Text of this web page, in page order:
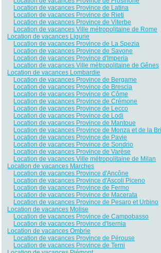
Location de vacances Province de Latina
Location de vacances Province de Rieti
Location de vacances Province de Viterbe
Location de vacances Ville métropolitaine de Rome
Location de vacances Ligurie
Location de vacances Province de La Spezia
Location de vacances Province de Savone
Location de vacances Province d'Imperia
Location de vacances Ville métropolitaine de Gênes
Location de vacances Lombardie
Location de vacances Province de Bergame
Location de vacances Province de Brescia
Location de vacances Province de Côme
Location de vacances Province de Crémone
Location de vacances Province de Lecco
Location de vacances Province de Lodi
Location de vacances Province de Mantoue
Location de vacances Province de Monza et de la
Location de vacances Province de Pavie
Location de vacances Province de Sondrio
Location de vacances Province de Varèse
Location de vacances Ville métropolitaine de Milan
Location de vacances Marches
Location de vacances Province d'Ancône
Location de vacances Province d'Ascoli Piceno
Location de vacances Province de Fermo
Location de vacances Province de Macerata
Location de vacances Province de Pesaro et Urbino
Location de vacances Molise
Location de vacances Province de Campobasso
Location de vacances Province d'Isernia
Location de vacances Ombrie
Location de vacances Province de Pérouse
Location de vacances Province de Terni